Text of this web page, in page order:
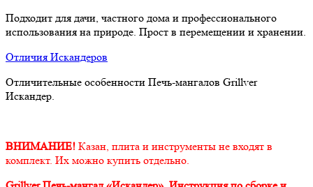
Подходит для дачи, частного дома и профессионального
использования на природе. Прост в перемещении и хранении.
Отличия Искандеров
Отличительные особенности Печь-мангалов Grillver
Искандер.
ВНИМАНИЕ! Казан, плита и инструменты не входят в
комплект. Их можно купить отдельно.